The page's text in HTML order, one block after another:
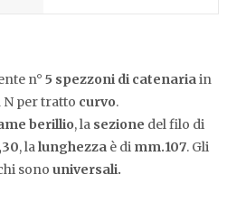
n° 5 spezzoni di catenariain
N per tratto curvo.
berillio, la sezione del filo di
, lalunghezza è di mm.107. Gli
sono universali.